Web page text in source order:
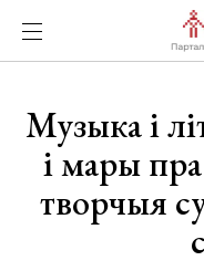
Музыка і
і мары
творчыя